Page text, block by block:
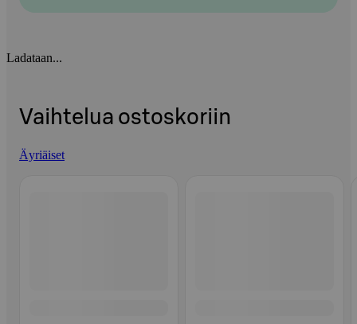
Ladataan...
Vaihtelua ostoskoriin
Äyriäiset